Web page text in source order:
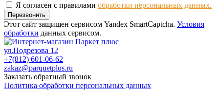
Я согласен с правилами обработки персональных данных.
Перезвонить
Этот сайт защищен сервисом Yandex SmartCaptcha. Условия
обработки данных сервисом.
ул.Подрезова 12
+7(812) 601-06-62
zakaz@parquetplus.ru
Заказать обратный звонок
Политика обработки персональных данных